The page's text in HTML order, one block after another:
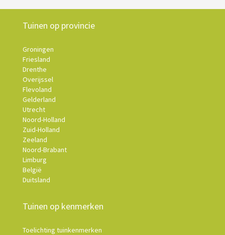
Tuinen op provincie
Groningen
Friesland
Drenthe
Overijssel
Flevoland
Gelderland
Utrecht
Noord-Holland
Zuid-Holland
Zeeland
Noord-Brabant
Limburg
België
Duitsland
Tuinen op kenmerken
Toelichting tuinkenmerken